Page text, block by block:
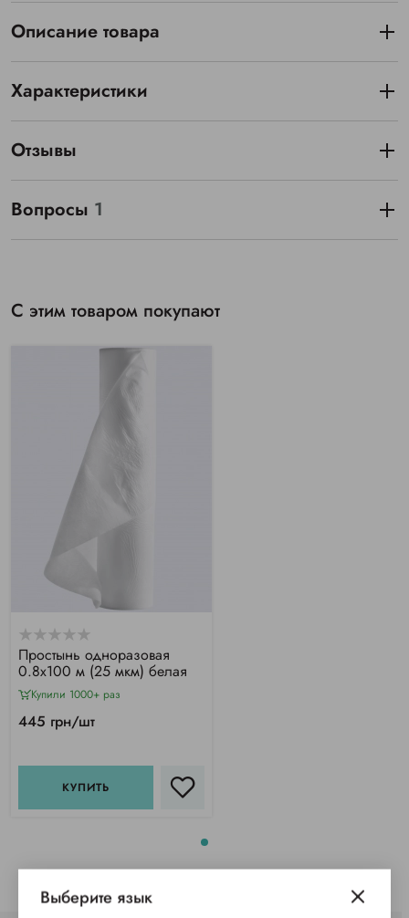
Описание товара
Характеристики
Отзывы
Вопросы 1
С этим товаром покупают
Простынь одноразовая
0.8х100 м (25 мкм) белая
Купили 1000+ раз
445 грн/шт
КУПИТЬ
Выберите язык